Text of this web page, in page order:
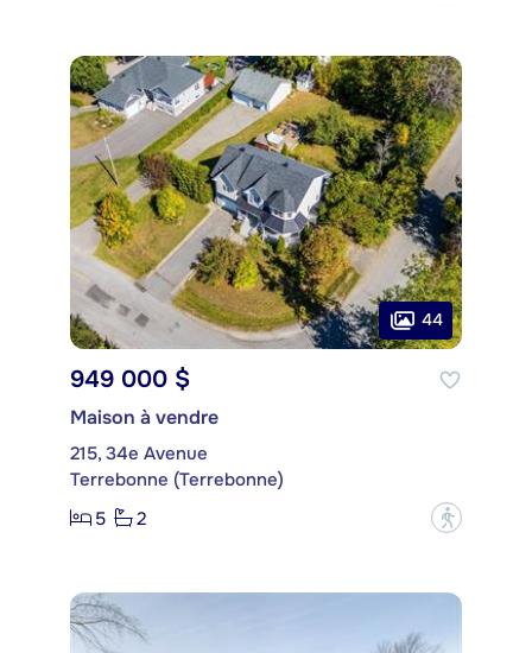
44
949 000 $
Maison à vendre
215, 34e Avenue
Terrebonne (Terrebonne)
5
2 ?